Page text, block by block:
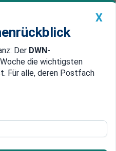
Geldanlage Premium
China
fürchtet
Erdogan
X
Der DWN-
die wichtigsten
Für alle, deren Postfach